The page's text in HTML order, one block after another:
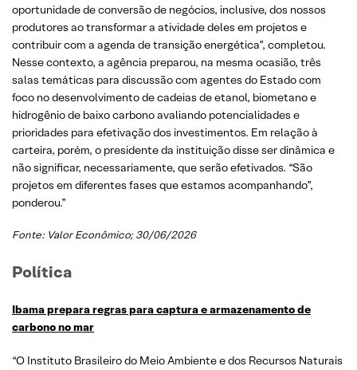
oportunidade de conversão de negócios, inclusive, dos nossos
produtores ao transformar a atividade deles em projetos e
contribuir com a agenda de transição energética”, completou.
Nesse contexto, a agência preparou, na mesma ocasião, três
salas temáticas para discussão com agentes do Estado com
foco no desenvolvimento de cadeias de etanol, biometano e
hidrogênio de baixo carbono avaliando potencialidades e
prioridades para efetivação dos investimentos. Em relação à
carteira, porém, o presidente da instituição disse ser dinâmica e
não significar, necessariamente, que serão efetivados. “São
projetos em diferentes fases que estamos acompanhando”,
ponderou.”
Fonte: Valor Econômico; 30/06/2026
Política
Ibama prepara regras para captura e armazenamento de
carbono no mar
“O Instituto Brasileiro do Meio Ambiente e dos Recursos Naturais